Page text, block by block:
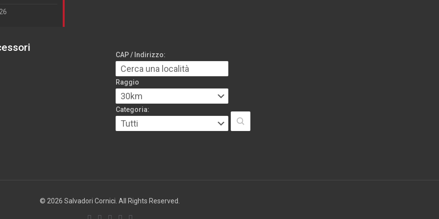
CAP / Indirizzo:
Raggio
Categoria:
© 2026 Salvadori Cornici. All Rights Reserved.